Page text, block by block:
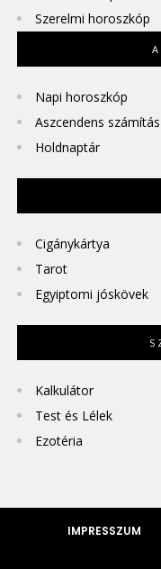
Szerelmi horoszkóp
Napi horoszkóp
Aszcendens számítás
Holdnaptár
Cigánykártya
Tarot
Egyiptomi jóskövek
Kalkulátor
Test és Lélek
Ezotéria
IMPRESSZUM